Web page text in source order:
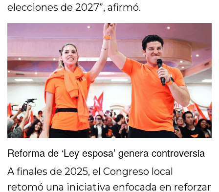
elecciones de 2027”, afirmó.
Reforma de ‘Ley esposa’ genera controversia
A finales de 2025, el Congreso local
retomó una iniciativa enfocada en reforzar